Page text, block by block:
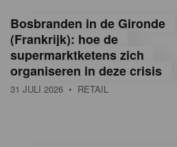
n
e
Bosbranden in de Gironde
(Frankrijk): hoe de
supermarktketens zich
organiseren in deze crisis
31 JULI 2026 • RETAIL